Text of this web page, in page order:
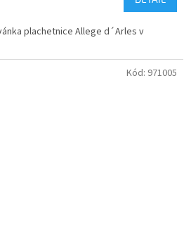
plachetnice Allege d´Arles v
Kód: 971005